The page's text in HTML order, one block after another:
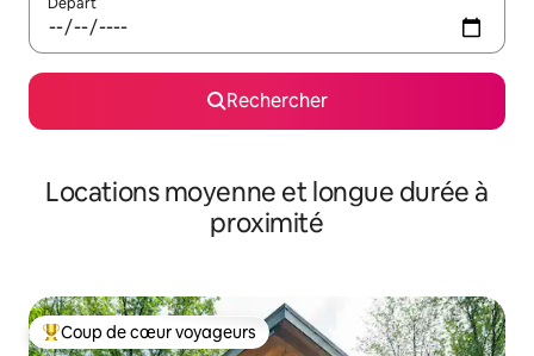
Rechercher
Locations moyenne et longue durée à
proximité
Coups de cœur voyageurs les plus appréciés
Coup de cœur voyageurs